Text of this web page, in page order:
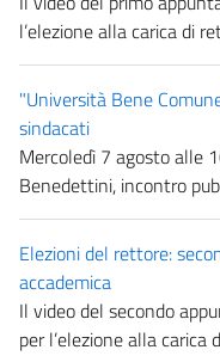
l’elezione alla carica di
"Università Bene
sindacati
Mercoledì 7 agosto alle
Benedettini, incontro
Elezioni del rettore:
accademica
Il video del secondo
per l’elezione alla carica